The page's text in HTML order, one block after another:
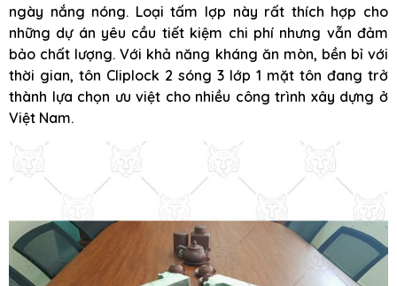
ngày nắng nóng. Loại tấm lợp này rất thích hợp cho
những dự án yêu cầu tiết kiệm chi phí nhưng vẫn đảm
bảo chất lượng. Với khả năng kháng ăn mòn, bền bỉ với
thời gian, tôn Cliplock 2 sóng 3 lớp 1 mặt tôn đang trở
thành lựa chọn ưu việt cho nhiều công trình xây dựng ở
Việt Nam.